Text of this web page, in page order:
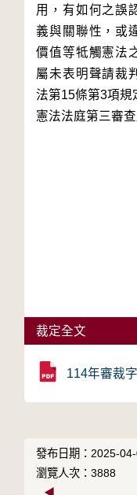
用，有如何之誤
義與關聯性，或
價值等牴觸憲法
屬未表明聲請裁
法第15條第3項規
憲法法庭第三審
裁定全文
114年審裁
發布日期：2025-04-
瀏覽人次：3888